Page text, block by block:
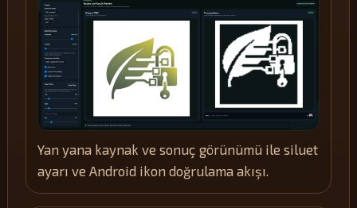
Yan yana kaynak ve sonuç görünümü ile siluet
ayarı ve Android ikon doğrulama akışı.